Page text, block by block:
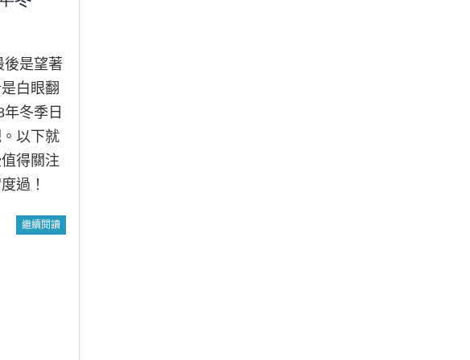
後是望著
白眼翻
冬季日
以下就
得關注
過！
繼續閱讀